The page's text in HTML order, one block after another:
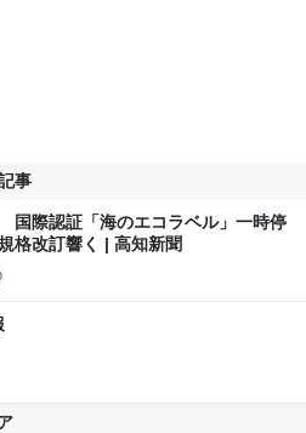
事
際認証「海のエコラベル」一時停
改訂響く | 高知新聞